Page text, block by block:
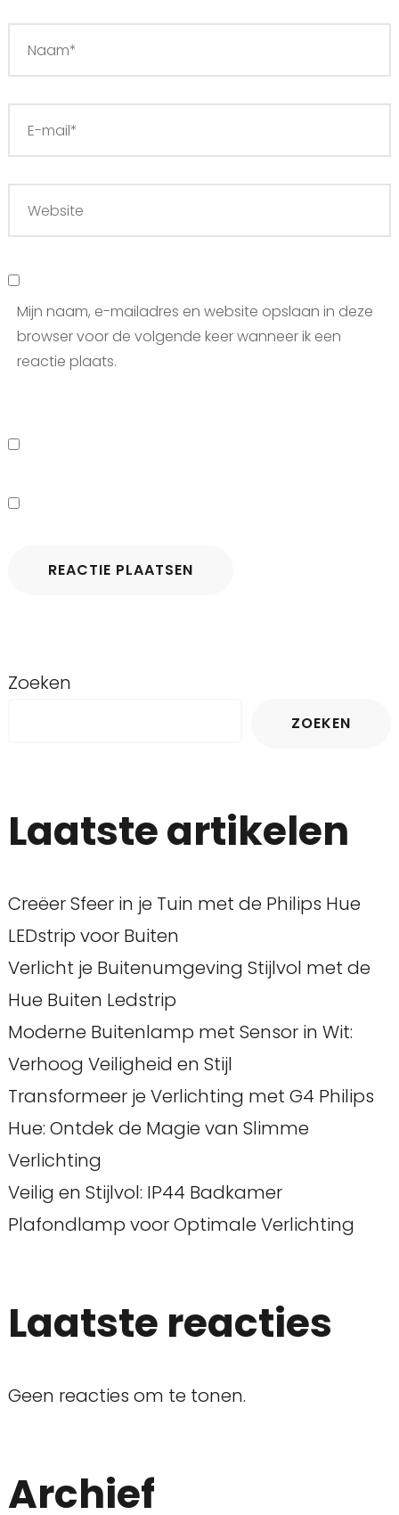
Mijn naam, e-mailadres en website opslaan in deze
browser voor de volgende keer wanneer ik een
reactie plaats.
Zoeken
ZOEKEN
Laatste artikelen
Creëer Sfeer in je Tuin met de Philips Hue
LEDstrip voor Buiten
Verlicht je Buitenumgeving Stijlvol met de
Hue Buiten Ledstrip
Moderne Buitenlamp met Sensor in Wit:
Verhoog Veiligheid en Stijl
Transformeer je Verlichting met G4 Philips
Hue: Ontdek de Magie van Slimme
Verlichting
Veilig en Stijlvol: IP44 Badkamer
Plafondlamp voor Optimale Verlichting
Laatste reacties
Geen reacties om te tonen.
Archief